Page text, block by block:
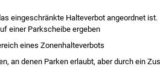
eingeschränkte Halteverbot angeordnet ist.
einer Parkscheibe ergeben
eines Zonenhalteverbots
an denen Parken erlaubt, aber durch ein